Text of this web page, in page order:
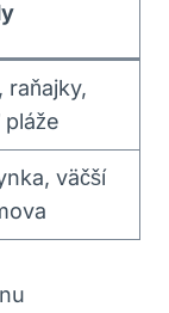
raňajky,
väčší